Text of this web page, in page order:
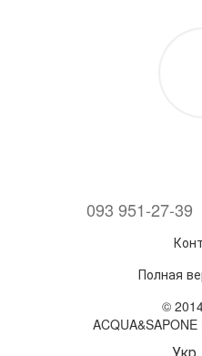
093 951-27-39
Полная
©
Укр